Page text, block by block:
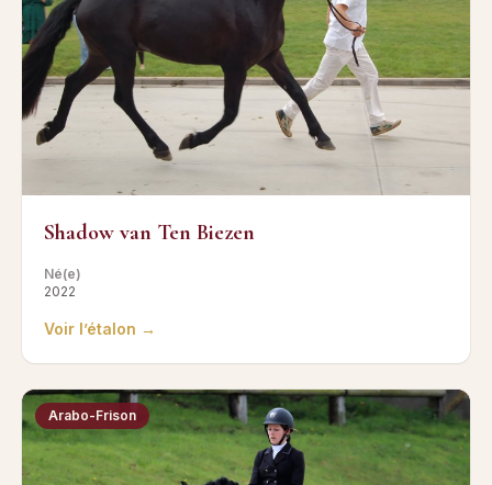
Shadow van Ten Biezen
Né(e)
2022
Voir l’étalon →
Arabo-Frison